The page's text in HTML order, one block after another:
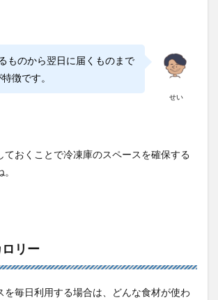
せい
ものから翌日に届くものまで
徴です。
ておくことで冷凍庫のスペースを確保する
リー
を毎日利用する場合は、どんな食材が使わ